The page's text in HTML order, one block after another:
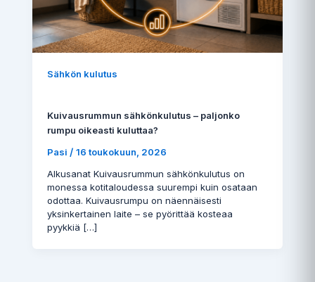
Sähkön kulutus
Kuivausrummun sähkönkulutus – paljonko
rumpu oikeasti kuluttaa?
Pasi / 16 toukokuun, 2026
Alkusanat Kuivausrummun sähkönkulutus on
monessa kotitaloudessa suurempi kuin osataan
odottaa. Kuivausrumpu on näennäisesti
yksinkertainen laite – se pyörittää kosteaa
pyykkiä […]